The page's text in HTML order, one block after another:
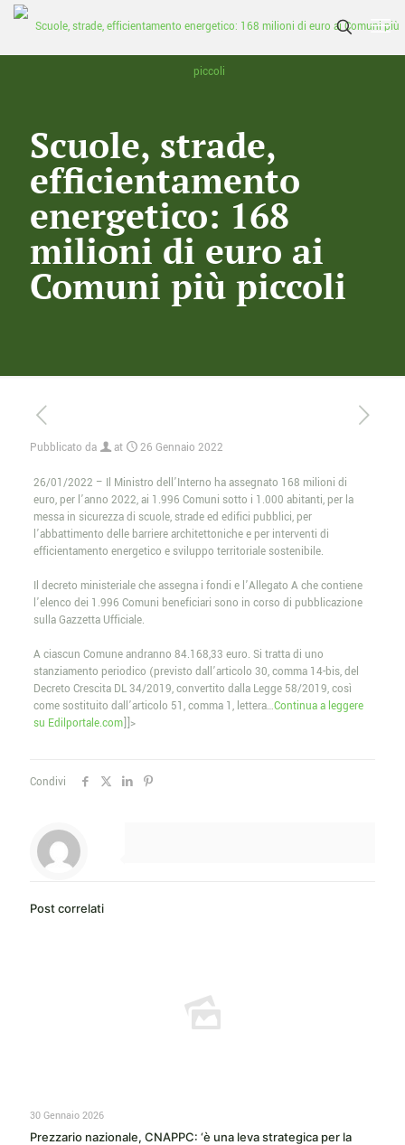
Scuole, strade,
efficientamento
energetico: 168
milioni di euro ai
Comuni più piccoli
Pubblicato da at 26 Gennaio 2022
26/01/2022 – Il Ministro dell’Interno ha assegnato 168 milioni di
euro, per l’anno 2022, ai 1.996 Comuni sotto i 1.000 abitanti, per la
messa in sicurezza di scuole, strade ed edifici pubblici, per
l’abbattimento delle barriere architettoniche e per interventi di
efficientamento energetico e sviluppo territoriale sostenibile.
Il decreto ministeriale che assegna i fondi e l’Allegato A che contiene
l’elenco dei 1.996 Comuni beneficiari sono in corso di pubblicazione
sulla Gazzetta Ufficiale.
A ciascun Comune andranno 84.168,33 euro. Si tratta di uno
stanziamento periodico (previsto dall’articolo 30, comma 14-bis, del
Decreto Crescita DL 34/2019, convertito dalla Legge 58/2019, così
come sostituito dall’articolo 51, comma 1, lettera…Continua a leggere
su Edilportale.com]]>
Condivi
Post correlati
30 Gennaio 2026
Prezzario nazionale, CNAPPC: ‘è una leva strategica per la